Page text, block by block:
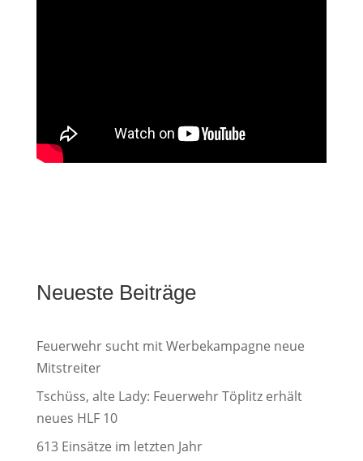
Neueste Beiträge
Feuerwehr sucht mit Werbekampagne neue
Mitstreiter
Tschüss, alte Lady: Feuerwehr Töplitz erhält
neues HLF 10
613 Einsätze im letzten Jahr